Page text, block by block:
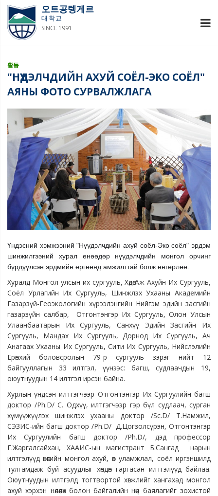
오트공텡게르
대학교
SINCE 1991
활동
"НҮҮДЭЛЧДИЙН АХУЙ СОЁЛ-ЭКО СОЁЛ"
АЯНЫ ФОТО СУРВАЛЖЛАГА
Үндэсний хэмжээний "Нүүдэлчдийн ахуй соёл-Эко соёл" эрдэм
шинжилгээний хурал өнөөдөр нүүдэлчдийн монгол орчинг
бүрдүүлсэн эрдмийн өргөөнд амжилттай болж өнгөрлөө.
Хуралд Монгол улсын их сургууль, Хөдөө Аж Ахуйн Их Сургууль,
Соёл Урлагийн Их Сургууль, Шинжлэх Ухааны Академийн
Газарзүй-Геоэкологийн хүрээлэнгийн Нийгэм эдийн засгийн
газарзүйн салбар, Отгонтэнгэр Их Сургууль, Олон Улсын
Улаанбаатарын Их Сургууль, Санхүү Эдийн Засгийн Их
Сургууль, Мандах Их Сургууль, Дорнод Их Сургууль, Ач
Анагаах Ухааны Их Сургууль, Сити Их Сургууль, Нийслэлийн
Ерөнхий боловсролын 79-р сургууль зэрэг нийт 12
байгууллагын 33 илтгэл, үүнээс: багш, судлаачдын 19,
оюутнуудын 14 илтгэл ирсэн байна.
Хурлын үндсэн илтгэгчээр Отгонтэнгэр Их Сургуулийн багш
доктор /Ph.D/ С. Одхүү, илтгэгчээр гэр бүл судлаач, сурган
хүмүүжүүлэх шинжлэх ухааны доктор /Sc.D/ Т.Намжил,
СЭЗИС-ийн багш доктор /Ph.D/ Д.Цогзолсүрэн, Отгонтэнгэр
Их Сургуулийн багш доктор /Ph.D/, дэд профессор
Г.Жаргалсайхан, ХААИС-ын магистрант Б.Сангад нарын
илтгэлүүд өнөөгийн монгол ахуй, өв уламжлал, соёл иргэншилд
тулгамдаж буй асуудлыг хөндөн гаргасан илтгэлүүд байлаа.
Оюутнуудын илтгэлд тогтвортой хөгжлийг хангахад монгол
ахуй хэрхэн нөлөөлөх болон байгалийн нөөц баялагийг зохистой